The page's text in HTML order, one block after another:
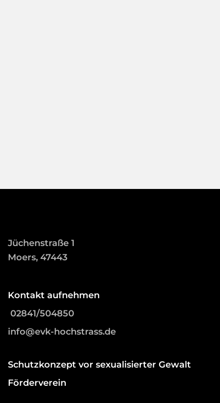
Jüchenstraße 1
Moers, 47443
Kontakt aufnehmen
02841/504850
info@evk-hochstrass.de
Schutzkonzept vor sexualisierter Gewalt
Förderverein